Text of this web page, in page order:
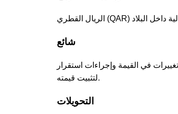
شائع
في القيمة وإجراءات استقرار
لتثبيت قيمته.
التحويلات